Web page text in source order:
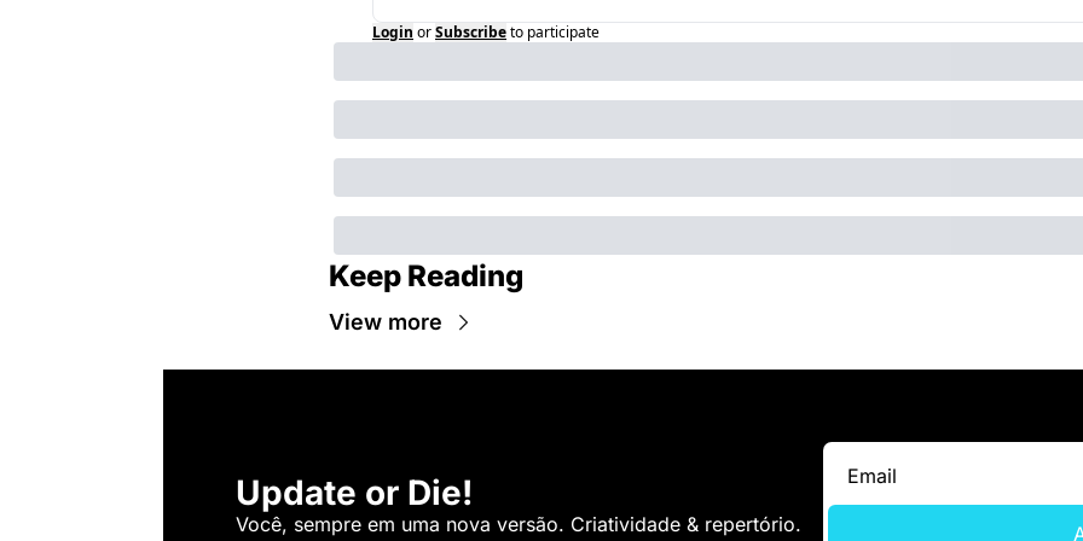
Login orSubscribeto participate
Keep Reading
View more
Update or Die!
Você, sempre em uma nova versão. Criatividade & repertório.